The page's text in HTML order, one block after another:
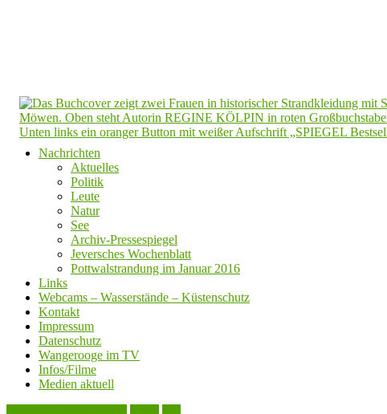
Nachrichten
Aktuelles
Politik
Leute
Natur
See
Archiv-Pressespiegel
Jeversches Wochenblatt
Pottwalstrandung im Januar 2016
Links
Webcams – Wasserstände – Küstenschutz
Kontakt
Impressum
Datenschutz
Wangerooge im TV
Infos/Filme
Medien aktuell